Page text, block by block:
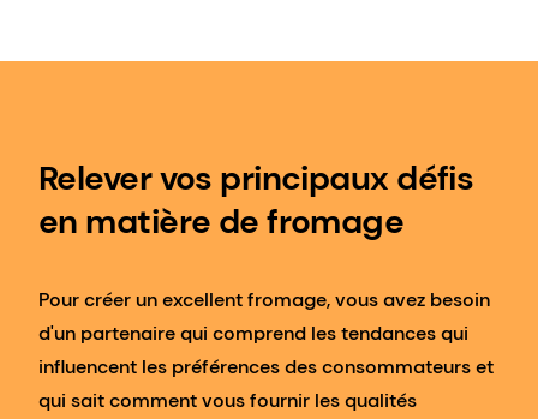
Relever vos principaux défis
en matière de fromage
Pour créer un excellent fromage, vous avez besoin
d'un partenaire qui comprend les tendances qui
influencent les préférences des consommateurs et
qui sait comment vous fournir les qualités